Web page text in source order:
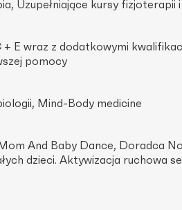
Uzupełniające kursy fizjoterapii i
E wraz z dodatkowymi
pomocy
Mind-Body medicine
And Baby Dance, Doradca
dzieci. Aktywizacja ruchowa